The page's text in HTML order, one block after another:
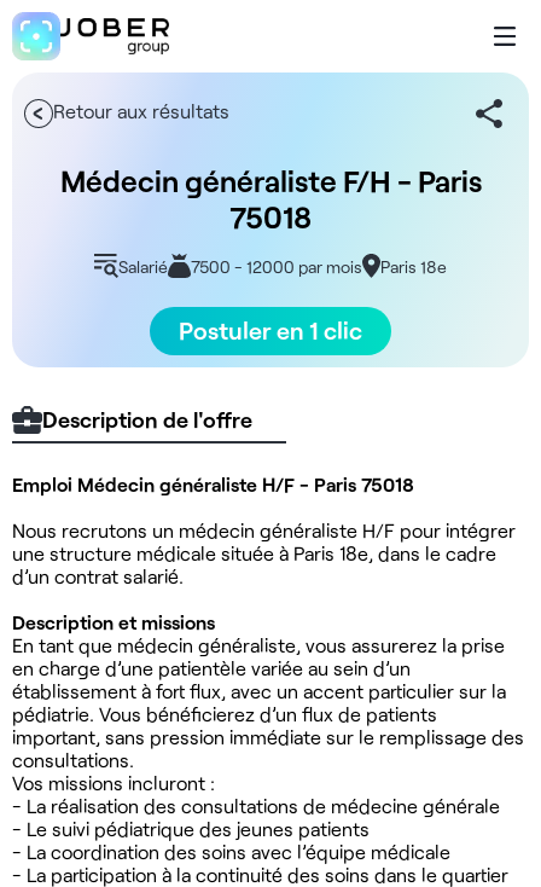
Retour aux résultats
Médecin généraliste F/H - Paris
75018
Salarié 7500 - 12000 par mois Paris 18e
Postuler en 1 clic
Description de l'offre
Emploi Médecin généraliste H/F - Paris 75018
Nous recrutons un médecin généraliste H/F pour intégrer
une structure médicale située à Paris 18e, dans le cadre
d’un contrat salarié.
Description et missions
En tant que médecin généraliste, vous assurerez la prise
en charge d’une patientèle variée au sein d’un
établissement à fort flux, avec un accent particulier sur la
pédiatrie. Vous bénéficierez d’un flux de patients
important, sans pression immédiate sur le remplissage des
consultations.
Vos missions incluront :
- La réalisation des consultations de médecine générale
- Le suivi pédiatrique des jeunes patients
- La coordination des soins avec l’équipe médicale
- La participation à la continuité des soins dans le quartier